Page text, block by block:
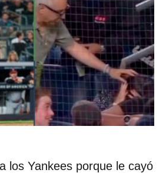
los Yankees porque le cayó